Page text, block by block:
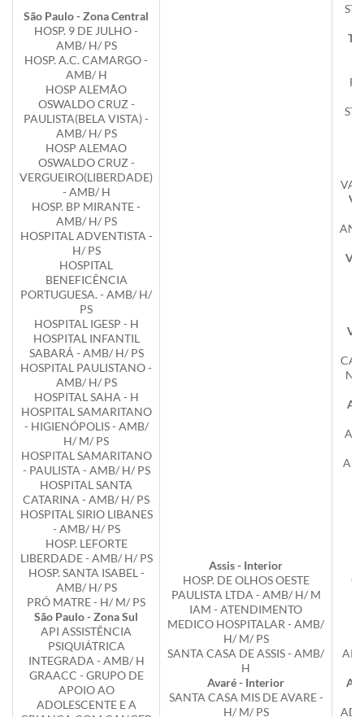
São Paulo - Zona Central
HOSP. 9 DE JULHO -
AMB/ H/ PS
HOSP. A.C. CAMARGO -
AMB/ H
HOSP ALEMÃO
OSWALDO CRUZ -
PAULISTA(BELA VISTA) -
AMB/ H/ PS
HOSP ALEMAO
OSWALDO CRUZ -
VERGUEIRO(LIBERDADE)
- AMB/ H
HOSP. BP MIRANTE -
AMB/ H/ PS
HOSPITAL ADVENTISTA -
H/ PS
HOSPITAL
BENEFICÊNCIA
PORTUGUESA. - AMB/ H/
PS
HOSPITAL IGESP - H
HOSPITAL INFANTIL
SABARÁ - AMB/ H/ PS
HOSPITAL PAULISTANO -
AMB/ H/ PS
HOSPITAL SAHA - H
HOSPITAL SAMARITANO
- HIGIENÓPOLIS - AMB/
H/ M/ PS
HOSPITAL SAMARITANO
- PAULISTA - AMB/ H/ PS
HOSPITAL SANTA
CATARINA - AMB/ H/ PS
HOSPITAL SIRIO LIBANES
- AMB/ H/ PS
HOSP. LEFORTE
LIBERDADE - AMB/ H/ PS
HOSP. SANTA ISABEL -
AMB/ H/ PS
PRÓ MATRE - H/ M/ PS
São Paulo - Zona Sul
API ASSISTÊNCIA
PSIQUIÁTRICA
INTEGRADA - AMB/ H
GRAACC - GRUPO DE
APOIO AO
ADOLESCENTE E A
Assis - Interior
HOSP. DE OLHOS OESTE
PAULISTA LTDA - AMB/ H/ M
IAM - ATENDIMENTO
MEDICO HOSPITALAR - AMB/
H/ M/ PS
SANTA CASA DE ASSIS - AMB/
H
Avaré - Interior
SANTA CASA MIS DE AVARE -
H/ M/ PS
N